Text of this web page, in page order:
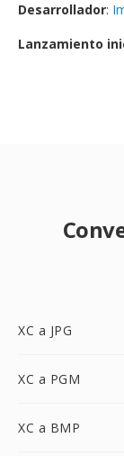
Desarrollador:
Lanzamiento
XC a JPG
XC a PGM
XC a BMP